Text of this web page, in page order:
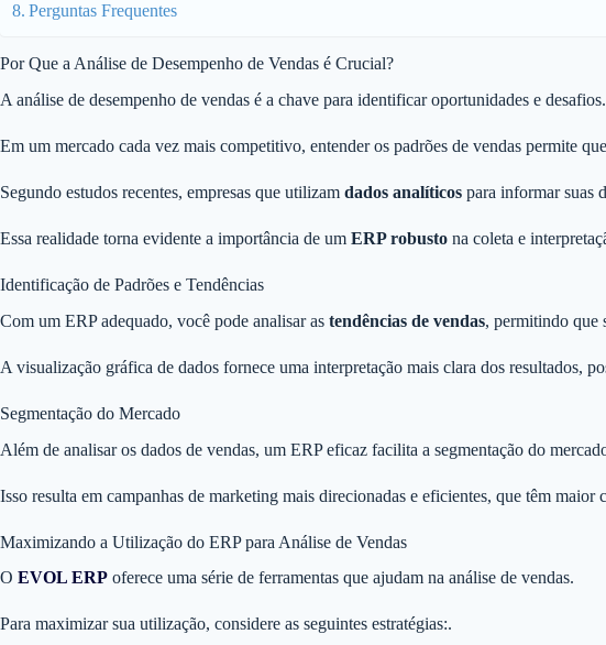
Perguntas Frequentes
Por Que a Análise de Desempenho de Vendas é Crucial?
A análise de desempenho de vendas é a chave para identificar oportunidades e desafios.
Em um mercado cada vez mais competitivo, entender os padrões de vendas permite
Segundo estudos recentes, empresas que utilizam dados analíticos para informar suas
Essa realidade torna evidente a importância de um ERP robusto na coleta e
Identificação de Padrões e Tendências
Com um ERP adequado, você pode analisar as tendências de vendas, permitindo que
A visualização gráfica de dados fornece uma interpretação mais clara dos resultados,
Segmentação do Mercado
Além de analisar os dados de vendas, um ERP eficaz facilita a segmentação do
Isso resulta em campanhas de marketing mais direcionadas e eficientes, que têm maior
Maximizando a Utilização do ERP para Análise de Vendas
O EVOL ERP oferece uma série de ferramentas que ajudam na análise de vendas.
Para maximizar sua utilização, considere as seguintes estratégias:.